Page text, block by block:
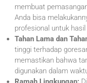
membuat
Anda bisa
profesional untuk
Tahan Lama dan
tinggi terhadap
memastikan bahwa
digunakan dalam